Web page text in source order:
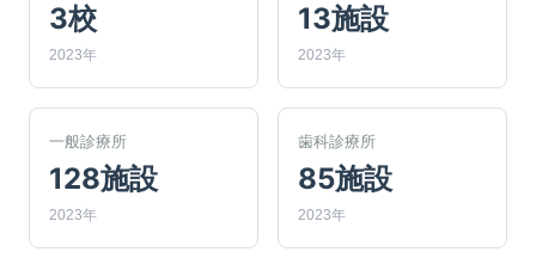
3校
2023年
13施設
2023年
一般診療所
128施設
2023年
歯科診療所
85施設
2023年